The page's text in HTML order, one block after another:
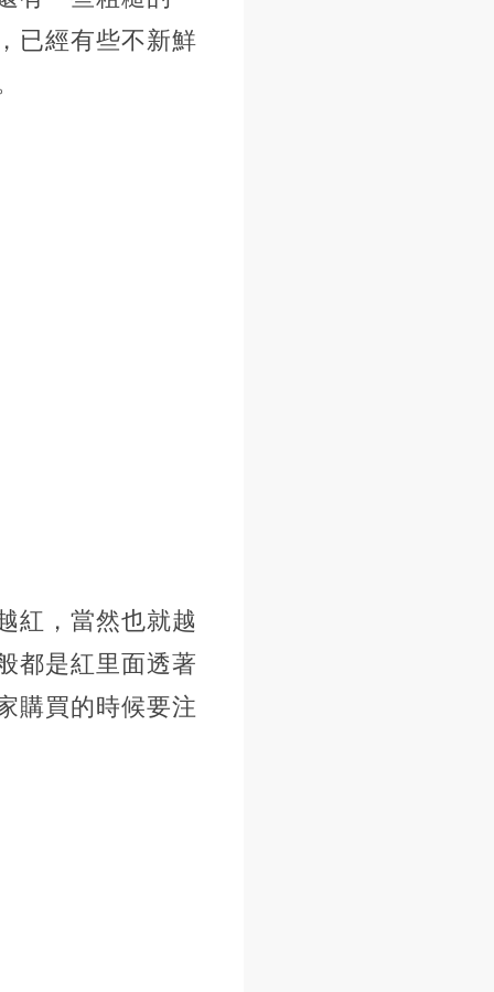
已經有些不新鮮
紅，當然也就越
都是紅里面透著
購買的時候要注